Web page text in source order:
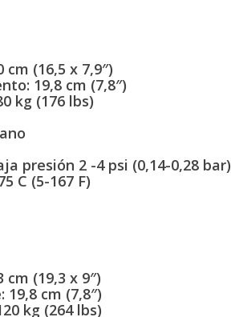
(16,5 x 7,9″)
19,8 cm (7,8″)
kg (176 lbs)
presión 2 -4 psi (0,14-0,28 bar)
C (5-167 F)
cm (19,3 x 9″)
cm (7,8″)
kg (264 lbs)